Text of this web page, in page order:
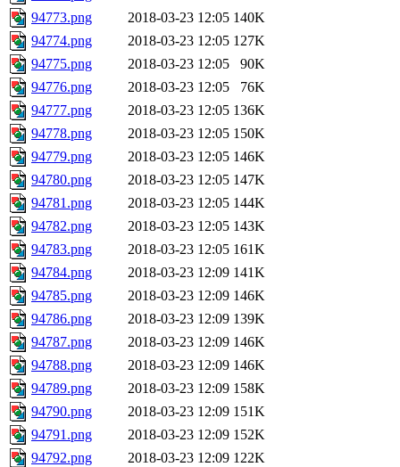
94773.png
2018-03-23 12:05 140K
94774.png
2018-03-23 12:05 127K
94775.png
2018-03-23 12:05
90K
94776.png
2018-03-23 12:05
76K
94777.png
2018-03-23 12:05 136K
94778.png
2018-03-23 12:05 150K
94779.png
2018-03-23 12:05 146K
94780.png
2018-03-23 12:05 147K
94781.png
2018-03-23 12:05 144K
94782.png
2018-03-23 12:05 143K
94783.png
2018-03-23 12:05 161K
94784.png
2018-03-23 12:09 141K
94785.png
2018-03-23 12:09 146K
94786.png
2018-03-23 12:09 139K
94787.png
2018-03-23 12:09 146K
94788.png
2018-03-23 12:09 146K
94789.png
2018-03-23 12:09 158K
94790.png
2018-03-23 12:09 151K
94791.png
2018-03-23 12:09 152K
94792.png
2018-03-23 12:09 122K